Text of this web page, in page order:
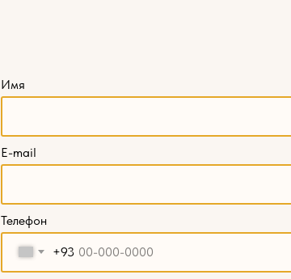
Имя
E-mail
Телефон
+93